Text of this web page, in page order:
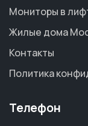
Мониторы в
Жилые дома
Контакты
Политика
Телефон